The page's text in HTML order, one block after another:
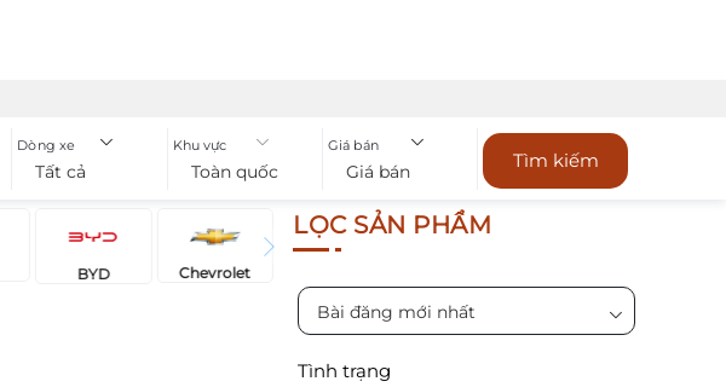
Dòng xe
Tất cả
Khu vực
Toàn quốc
Giá bán
Giá bán Tìm kiếm
BYD Chevrolet
LỌC SẢN PHẨM
Bài đăng mới nhất
Tình trạng